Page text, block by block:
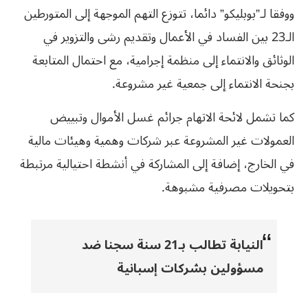
ووفقا لـ”بوبليكو” دائما، تتوزع التهم الموجهة إلى المتورطين
الـ23 بين الفساد في الأعمال وتقديم رشى والتزوير في
الوثائق والانتماء إلى منظمة إجرامية، مع احتمال المتابعة
بجنحة الانتماء إلى جمعية غير مشروعة.
كما تشمل لائحة الاتهام جرائم غسل الأموال وتبييض
العمولات غير المشروعة عبر شركات وهمية وهيئات مالية
في الخارج، إضافة إلى المشاركة في أنشطة احتيالية مرتبطة
بتحويلات مصرفية مشبوهة.
النيابة تطالب بـ21 سنة سجنا ضد
مسؤولين بشركات إسبانية